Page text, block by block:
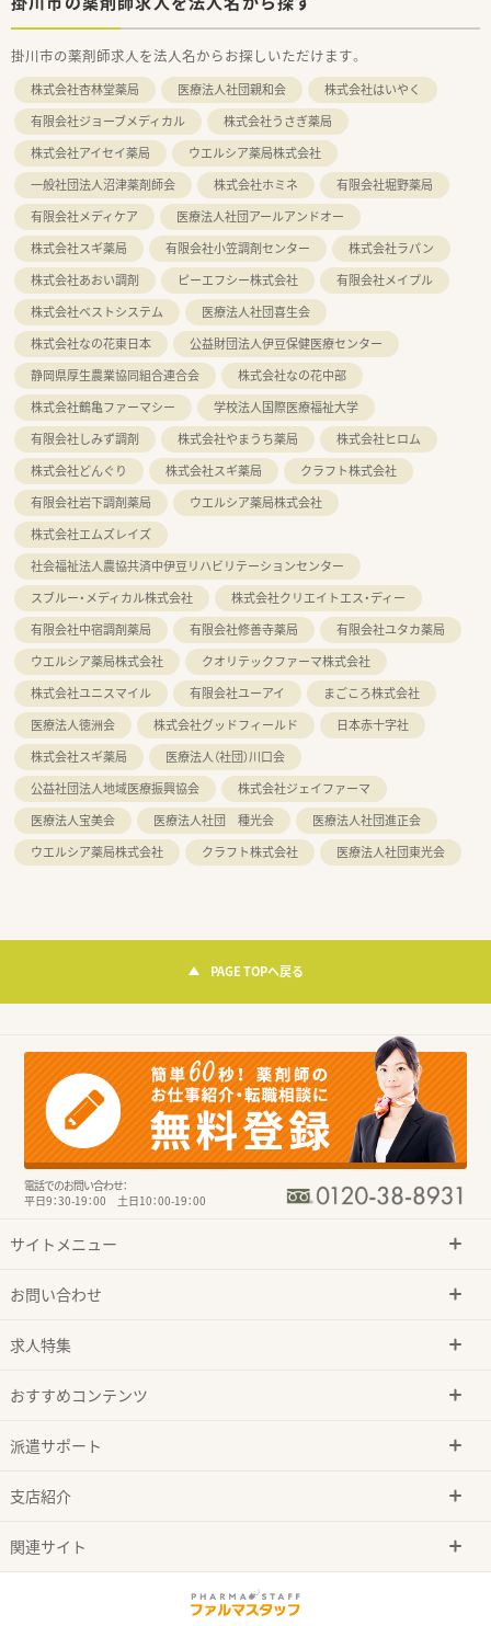
掛川市の薬剤師求人を法人名からお探しいただけます。
株式会社杏林堂薬局 医療法人社団親和会
株式会社はいやく
有限会社ジョーブメディカル
株式会社うさぎ薬局
株式会社アイセイ薬局
ウエルシア薬局株式会社
一般社団法人沼津薬剤師会
株式会社ホミネ
有限会社堀野薬局
有限会社メディケア
医療法人社団アールアンドオー
株式会社スギ薬局
有限会社小笠調剤センター
株式会社ラパン
株式会社あおい調剤
ピーエフシー株式会社
有限会社メイプル
株式会社ベストシステム
医療法人社団喜生会
株式会社なの花東日本
公益財団法人伊豆保健医療センター
静岡県厚生農業協同組合連合会
株式会社なの花中部
株式会社鶴亀ファーマシー
学校法人国際医療福祉大学
有限会社しみず調剤
株式会社やまうち薬局
株式会社ヒロム
株式会社どんぐり
株式会社スギ薬局
クラフト株式会社
有限会社岩下調剤薬局
ウエルシア薬局株式会社
株式会社エムズレイズ
社会福祉法人農協共済中伊豆リハビリテーションセンター
スブルー・メディカル株式会社
株式会社クリエイトエス・ディー
有限会社中宿調剤薬局
有限会社修善寺薬局
有限会社ユタカ薬局
ウエルシア薬局株式会社
クオリテックファーマ株式会社
株式会社ユニスマイル
有限会社ユーアイ
まごころ株式会社
医療法人徳洲会
株式会社グッドフィールド
日本赤十字社
株式会社スギ薬局
医療法人（社団）川口会
公益社団法人地域医療振興協会
株式会社ジェイファーマ
医療法人宝美会
医療法人社団 種光会
医療法人社団進正会
ウエルシア薬局株式会社
クラフト株式会社 医療法人社団東光会
PAGE TOPへ戻る
電話でのお問い合わせ：
平日9：30-19：00 土日10：00-19：00
サイトメニュー
お問い合わせ
求人特集
おすすめコンテンツ
派遣サポート
支店紹介
関連サイト